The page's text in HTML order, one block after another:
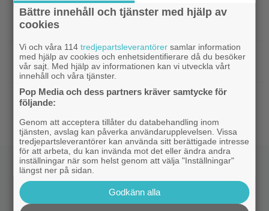
Casting|Från ”Heartstopper” till ”X-Men”? Kit
Connor kan bli nye Cyclops
Bioaktuellt|Nya svenska filmen kallas ”årets
charmigaste komedi” – nu på bio
DC| Tidernas 30 bästa superhjältefilmer listade
– ”The Dark Knight” på plats 3
Bättre innehåll och tjänster med hjälp av
cookies
Vi och våra 114tredjepartsleverantörer samlar information
med hjälp av cookies och enhetsidentifierare då du besöker
vår sajt. Med hjälp av informationen kan vi utveckla vårt
innehåll och våra tjänster.
Pop Media och dess partners kräver samtycke för
följande:
Genom att acceptera tillåter du databehandling inom
tjänsten, avslag kan påverka användarupplevelsen. Vissa
tredjepartsleverantörer kan använda sitt berättigade intresse
för att arbeta, du kan invända mot det eller ändra andra
inställningar när som helst genom att välja "Inställningar"
längst ner på sidan.
Godkänn alla